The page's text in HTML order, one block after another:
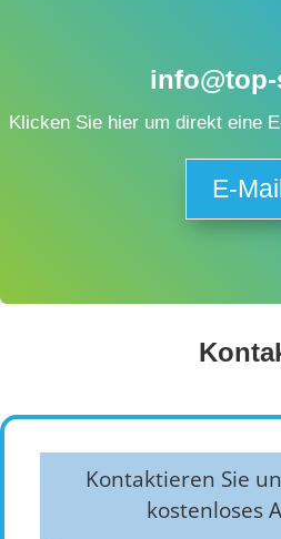
Klicken Sie hier um direkt eine
E-
Kontaktieren Sie
kostenloses